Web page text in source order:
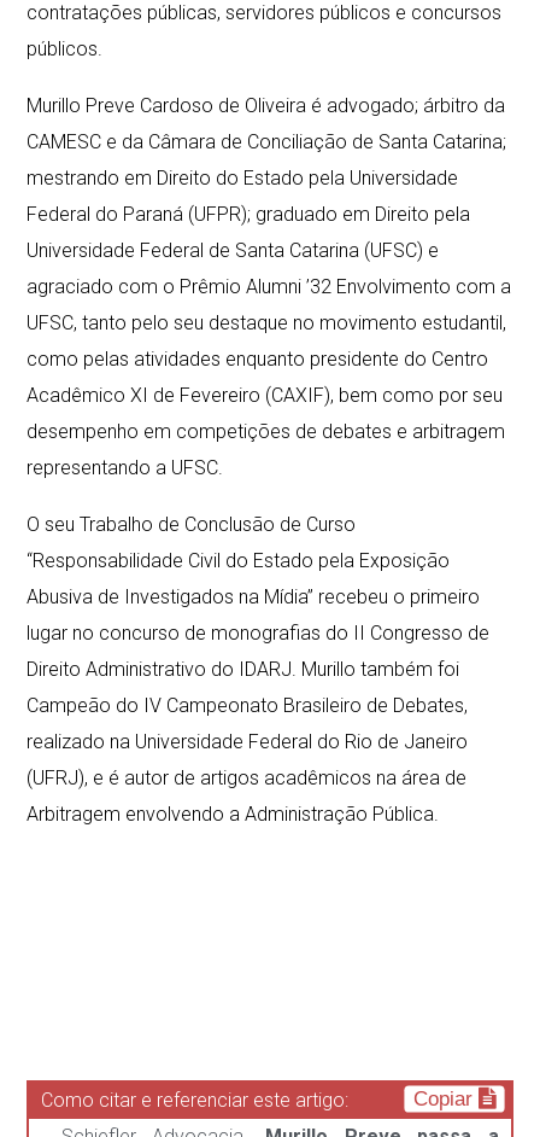
contratações públicas, servidores públicos e concursos
públicos.
Murillo Preve Cardoso de Oliveira é advogado; árbitro da
CAMESC e da Câmara de Conciliação de Santa Catarina;
mestrando em Direito do Estado pela Universidade
Federal do Paraná (UFPR); graduado em Direito pela
Universidade Federal de Santa Catarina (UFSC) e
agraciado com o Prêmio Alumni ’32 Envolvimento com a
UFSC, tanto pelo seu destaque no movimento estudantil,
como pelas atividades enquanto presidente do Centro
Acadêmico XI de Fevereiro (CAXIF), bem como por seu
desempenho em competições de debates e arbitragem
representando a UFSC.
O seu Trabalho de Conclusão de Curso
“Responsabilidade Civil do Estado pela Exposição
Abusiva de Investigados na Mídia” recebeu o primeiro
lugar no concurso de monografias do II Congresso de
Direito Administrativo do IDARJ. Murillo também foi
Campeão do IV Campeonato Brasileiro de Debates,
realizado na Universidade Federal do Rio de Janeiro
(UFRJ), e é autor de artigos acadêmicos na área de
Arbitragem envolvendo a Administração Pública.
Como citar e referenciar este artigo: Copiar